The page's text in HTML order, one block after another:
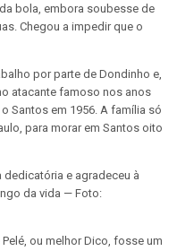
bola, embora soubesse de
Chegou a impedir que o
por parte de Dondinho e,
atacante famoso nos anos
Santos em 1956. A família só
para morar em Santos oito
dedicatória e agradeceu à
da vida — Foto:
ou melhor Dico, fosse um